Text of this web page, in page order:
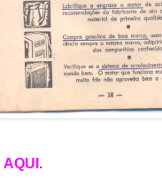
AQUI .